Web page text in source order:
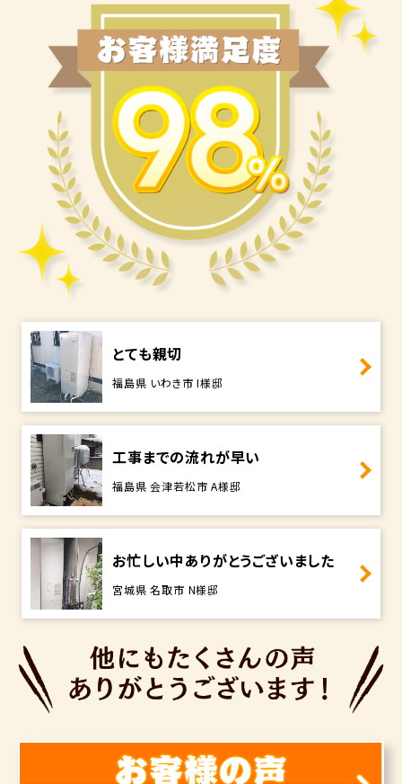
とても親切
福島県 いわき市 I様邸
工事までの流れが早い
福島県 会津若松市 A様邸
お忙しい中ありがとうございました
宮城県 名取市 N様邸